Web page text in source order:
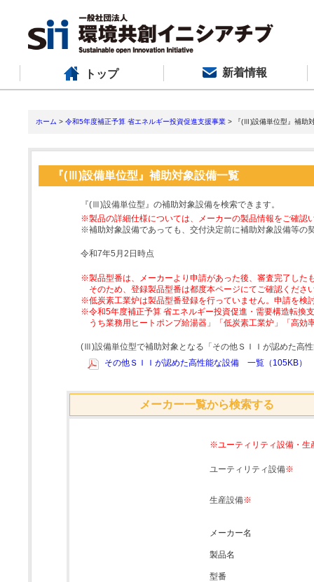
トップ 新着情報
ホーム > 令和5年度補正予算 省エネルギー投資促進支援事業 > 『(Ⅲ)設備単位型』補助
『(Ⅲ)設備単位型』補助対象設備一覧
『(Ⅲ)設備単位型』の補助対象設備を検索できます。
※製品の詳細仕様については、メーカーの製品情報をご確認
※補助対象設備であっても、交付決定前に補助対象設備等の
令和7年5月2日時点
※製品型番は、メーカーより申請があった後、審査完了した
そのため、登録製品型番は都度本ページにてご確認くださ
※低炭素工業炉は製品型番登録を行っていません。申請を検
※令和5年度補正予算 省エネルギー投資促進・需要構造転換
うち業務用ヒートポンプ給湯器」「低炭素工業炉」「高
(Ⅲ)設備単位型で補助対象となる「その他ＳＩＩが認めた高
その他ＳＩＩが認めた高性能な設備 一覧（105KB）
メーカー一覧から検索する
※ユーティリティ設備・生
ユーティリティ設備※
生産設備※
メーカー名
製品名
型番